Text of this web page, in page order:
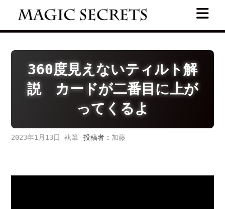
360度見えないティルト解
説 カードが二番目に上が
ってくるよ
2023年1月13日 投稿者： 加藤